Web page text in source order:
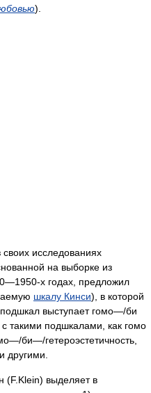
).
своих исследованиях
на выборке из
х годах, предложил
шкалу Кинси), в которой
подшкал выступает гомо—/би
такими подшкалами, как гомо
би—/гетероэстетичность,
другими.
(F.Klein) выделяет в